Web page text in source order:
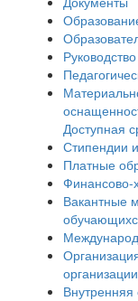
Руководство
Доступная
Стипендии
Платные
Финансово-
Вакантные
организации
Внутренняя